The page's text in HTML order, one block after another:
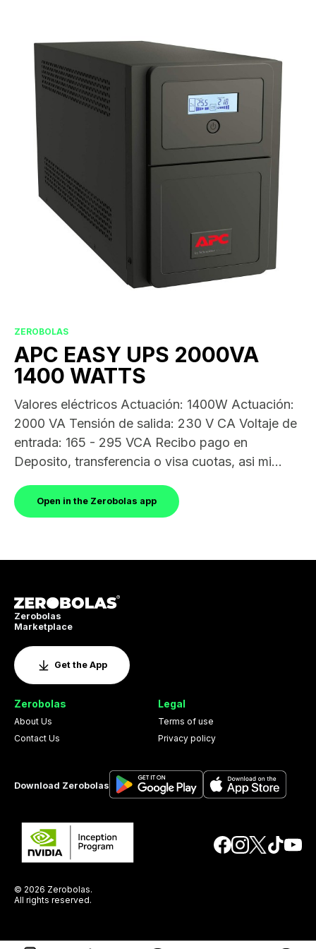
ZEROBOLAS
APC EASY UPS 2000VA
1400 WATTS
Valores eléctricos Actuación: 1400W Actuación:
2000 VA Tensión de salida: 230 V CA Voltaje de
entrada: 165 - 295 VCA Recibo pago en
Deposito, transferencia o visa cuotas, asi mi...
Open in the Zerobolas app
Zerobolas
Marketplace
Get the App
Zerobolas
About Us
Contact Us
Legal
Terms of use
Privacy policy
Download Zerobolas
© 2026 Zerobolas.
All rights reserved.